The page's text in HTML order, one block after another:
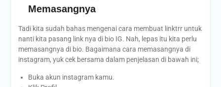
Memasangnya
Tadi kita sudah bahas mengenai cara membuat linktrr untuk
nanti kita pasang link nya di bio IG. Nah, lepas itu kita perlu
memasangnya di bio. Bagaimana cara memasangnya di
instagram, yuk cek bersama dalam penjelasan di bawah ini;
Buka akun instagram kamu.